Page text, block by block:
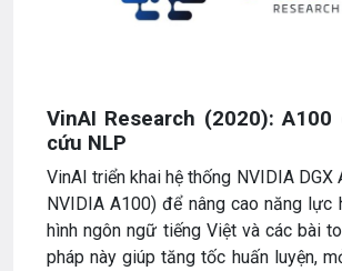
VinAI Research (2020): A100
cứu NLP
VinAI triển khai hệ thống NVIDIA DGX
NVIDIA A100) để nâng cao năng lực
hình ngôn ngữ tiếng Việt và các bài
pháp này giúp tăng tốc huấn luyện,